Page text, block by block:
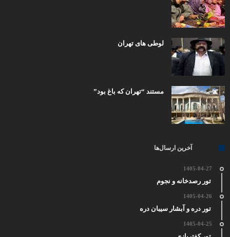
لوطی های تهران
مستند “تهران که باغ بود”
آخرین ارسال‌ها
1405-04-27
تور رصدخانه و نجوم
1405-04-26
تور دره و آبشار سیبان دره
1405-04-25